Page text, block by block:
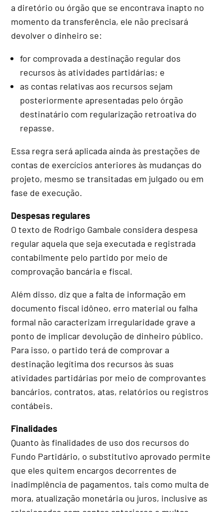
a diretório ou órgão que se encontrava inapto no
momento da transferência, ele não precisará
devolver o dinheiro se:
for comprovada a destinação regular dos
recursos às atividades partidárias; e
as contas relativas aos recursos sejam
posteriormente apresentadas pelo órgão
destinatário com regularização retroativa do
repasse.
Essa regra será aplicada ainda às prestações de
contas de exercícios anteriores às mudanças do
projeto, mesmo se transitadas em julgado ou em
fase de execução.
Despesas regulares
O texto de Rodrigo Gambale considera despesa
regular aquela que seja executada e registrada
contabilmente pelo partido por meio de
comprovação bancária e fiscal.
Além disso, diz que a falta de informação em
documento fiscal idôneo, erro material ou falha
formal não caracterizam irregularidade grave a
ponto de implicar devolução de dinheiro público.
Para isso, o partido terá de comprovar a
destinação legítima dos recursos às suas
atividades partidárias por meio de comprovantes
bancários, contratos, atas, relatórios ou registros
contábeis.
Finalidades
Quanto às finalidades de uso dos recursos do
Fundo Partidário, o substitutivo aprovado permite
que eles quitem encargos decorrentes de
inadimplência de pagamentos, tais como multa de
mora, atualização monetária ou juros, inclusive as